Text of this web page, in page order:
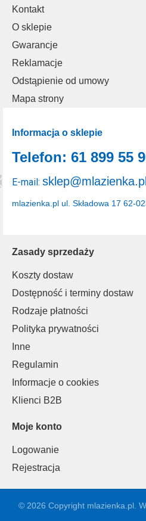
Kontakt
O sklepie
Gwarancje
Reklamacje
Odstąpienie od umowy
Mapa strony
Zasady sprzedaży
Koszty dostaw
Dostępność i terminy dostaw
Rodzaje płatności
Polityka prywatności
Inne
Regulamin
Informacje o cookies
Klienci B2B
Moje konto
Logowanie
Rejestracja
Informacja o sklepie
mlazienka.pl ul. Składowa 17 62-
Telefon: 61 899 55
E-mail:
© 2026 Copyright mlazienka.pl.